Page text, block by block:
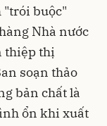
"trói buộc"
Nhà nước
thiệp thị
soạn thảo
bản chất là
ổn khi xuất